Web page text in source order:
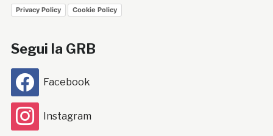
Privacy Policy Cookie Policy
Segui la GRB
Facebook
Instagram